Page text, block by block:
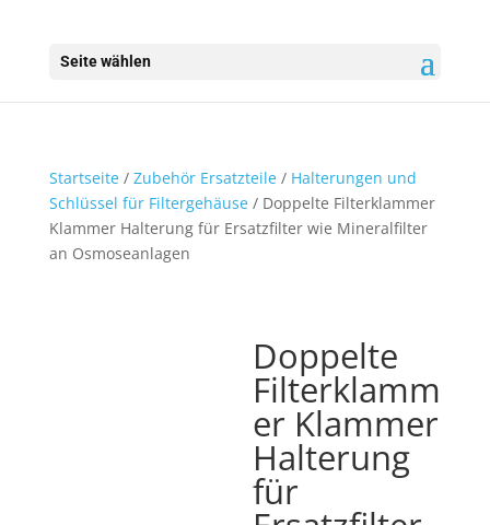
Seite wählen
Startseite/ Zubehör Ersatzteile/ Halterungen und
Schlüssel für Filtergehäuse/ Doppelte Filterklammer
Klammer Halterung für Ersatzfilter wie Mineralfilter
an Osmoseanlagen
Doppelte
Filterklamm
er Klammer
Halterung
für